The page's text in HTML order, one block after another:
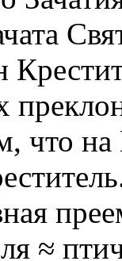
что
≈